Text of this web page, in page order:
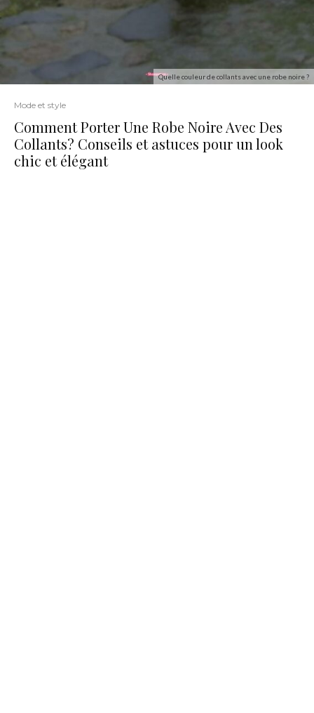
Quelle couleur de collants avec une robe noire ?
Mode et style
Comment Porter Une Robe Noire Avec Des
Collants? Conseils et astuces pour un look
chic et élégant